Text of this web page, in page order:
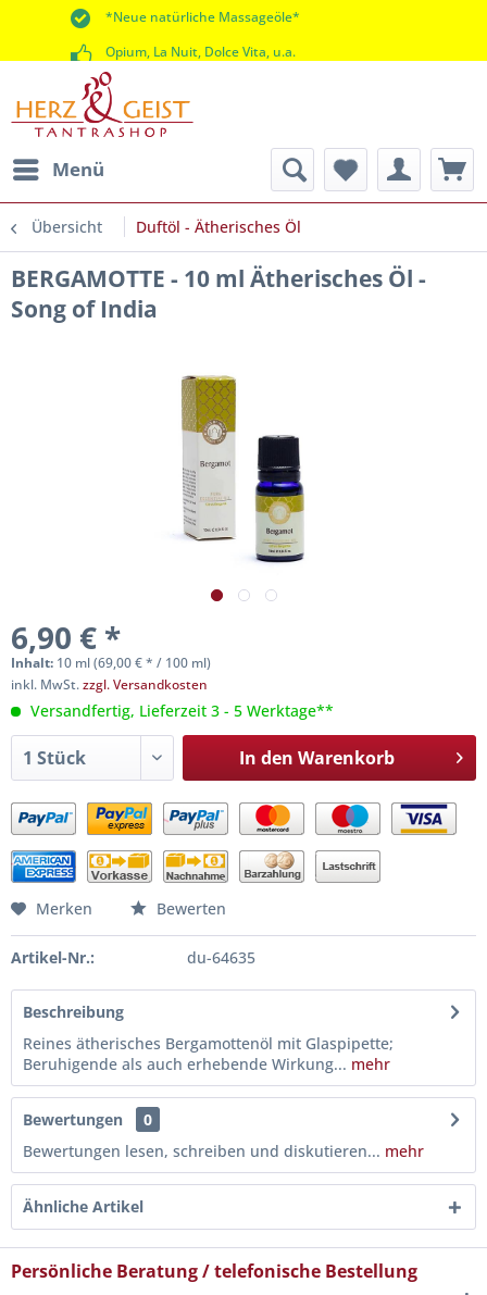
*Neue natürliche Massageöle*
Opium, La Nuit, Dolce Vita, u.a.
*60 Tage Rückgaberecht*
Menü
Übersicht Duftöl - Ätherisches Öl
BERGAMOTTE - 10 ml Ätherisches Öl -
Song of India
6,90 € *
Inhalt: 10 ml (69,00 € * / 100 ml)
inkl. MwSt.zzgl. Versandkosten
Versandfertig, Lieferzeit 3 - 5 Werktage**
In den Warenkorb
Merken Bewerten
Artikel-Nr.: du-64635
Beschreibung
Reines ätherisches Bergamottenöl mit Glaspipette;
Beruhigende als auch erhebende Wirkung... mehr
Bewertungen
0
Bewertungen lesen, schreiben und diskutieren... mehr
Ähnliche Artikel
Persönliche Beratung / telefonische Bestellung